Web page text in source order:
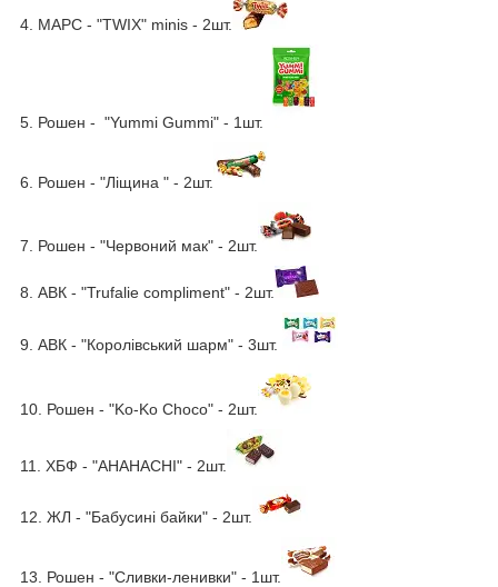
4. МАРС - "TWIX" minis - 2шт.
5. Рошен - "Yummi Gummi" - 1шт.
6. Рошен - "Ліщина " - 2шт.
7. Рошен - "Червоний мак" - 2шт.
8. АВК - "Trufalie compliment" - 2шт.
9. АВК - "Королівський шарм" - 3шт.
10. Рошен - "Ko-Ko Choco" - 2шт.
11. ХБФ - "АНАНАСНІ" - 2шт.
12. ЖЛ - "Бабусині байки" - 2шт.
13. Рошен - "Сливки-ленивки" - 1шт.